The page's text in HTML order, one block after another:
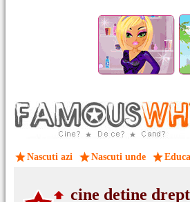
Nascuti azi Nascuti unde
cine detine